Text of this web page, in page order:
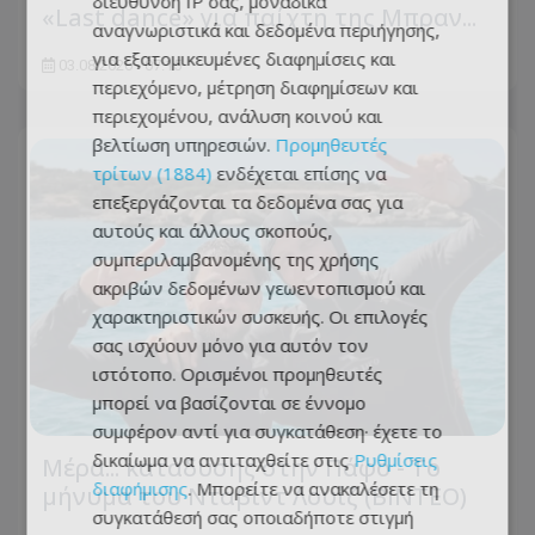
«Last dance» για παίχτη της Μπραν...
03.08.2026 - 07:15
Μέρα... κατάδυσης στην Πάφο - Το
μήνυμα του Νταβίντ Λουίζ (ΒΙΝΤΕΟ)
αναγνωριστικά και δεδομένα περιήγησης,
για εξατομικευμένες διαφημίσεις και
περιεχόμενο, μέτρηση διαφημίσεων και
περιεχομένου, ανάλυση κοινού και
βελτίωση υπηρεσιών. Προμηθευτές
τρίτων (1884) ενδέχεται επίσης να
επεξεργάζονται τα δεδομένα σας για
αυτούς και άλλους σκοπούς,
συμπεριλαμβανομένης της χρήσης
ακριβών δεδομένων γεωεντοπισμού και
χαρακτηριστικών συσκευής. Οι επιλογές
σας ισχύουν μόνο για αυτόν τον
ιστότοπο. Ορισμένοι προμηθευτές
μπορεί να βασίζονται σε έννομο
συμφέρον αντί για συγκατάθεση· έχετε το
δικαίωμα να αντιταχθείτε στις Ρυθμίσεις
διαφήμισης. Μπορείτε να ανακαλέσετε τη
συγκατάθεσή σας οποιαδήποτε στιγμή